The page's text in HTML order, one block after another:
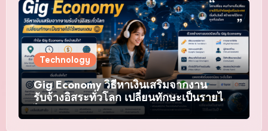
Technology
Gig Economy วิธีหาเงินเสริมจากงาน
รับจ้างอิสระทั่วโลก เปลี่ยนทักษะเป็นรายได้
ไร้พรมแดน